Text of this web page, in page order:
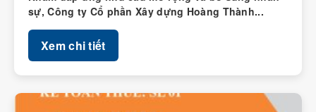
Xem chi tiết